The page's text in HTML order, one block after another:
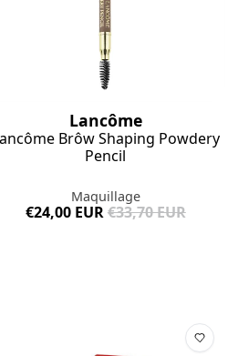
Lancôme
Brôw Shaping Powdery
Pencil
Maquillage
€24,00 EUR€33,70 EUR